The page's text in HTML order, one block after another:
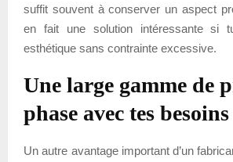
suffit souvent à conserver un aspect
en fait une solution intéressante si
esthétique sans contrainte excessive.
Une large gamme de
phase avec tes besoins
Un autre avantage important d’un